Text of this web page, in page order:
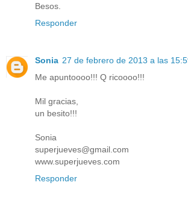
Besos.
Responder
Sonia 27 de febrero de 2013 a las
Me apuntoooo!!! Q ricoooo!!!
Mil gracias,
un besito!!!
Sonia
superjueves@gmail.com
www.superjueves.com
Responder